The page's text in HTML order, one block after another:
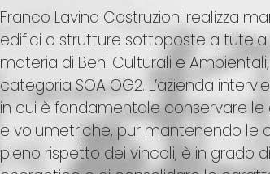
Franco Lavina Costruzioni realizza
edifici o strutture sottoposte a tutela
materia di Beni Culturali e
categoria SOA OG2. L’azienda
in cui è fondamentale conservare
e volumetriche, pur mantenendo le
pieno rispetto dei vincoli, è in grado